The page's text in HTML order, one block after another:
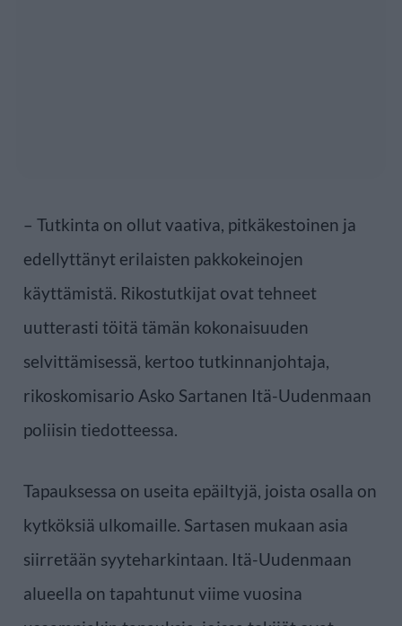
– Tutkinta on ollut vaativa, pitkäkestoinen ja
edellyttänyt erilaisten pakkokeinojen
käyttämistä. Rikostutkijat ovat tehneet
uutterasti töitä tämän kokonaisuuden
selvittämisessä, kertoo tutkinnanjohtaja,
rikoskomisario Asko Sartanen Itä-Uudenmaan
poliisin tiedotteessa.
Tapauksessa on useita epäiltyjä, joista osalla on
kytköksiä ulkomaille. Sartasen mukaan asia
siirretään syyteharkintaan. Itä-Uudenmaan
alueella on tapahtunut viime vuosina